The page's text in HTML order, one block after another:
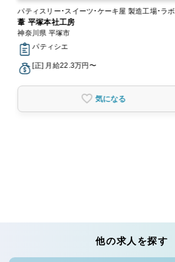
パティスリー・スイーツ・ケーキ屋 製造工場・ラボ
葦 平塚本社工房
神奈川県 平塚市
パティシエ
[正] 月給22.3万円〜
気になる
他の求人を探す